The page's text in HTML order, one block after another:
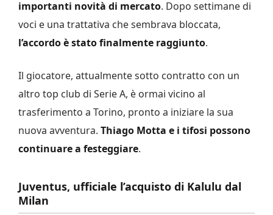
importanti novità di mercato. Dopo settimane di
voci e una trattativa che sembrava bloccata,
l’accordo è stato finalmente raggiunto.
Il giocatore, attualmente sotto contratto con un
altro top club di Serie A, è ormai vicino al
trasferimento a Torino, pronto a iniziare la sua
nuova avventura. Thiago Motta e i tifosi possono
continuare a festeggiare.
Juventus, ufficiale l’acquisto di Kalulu dal
Milan